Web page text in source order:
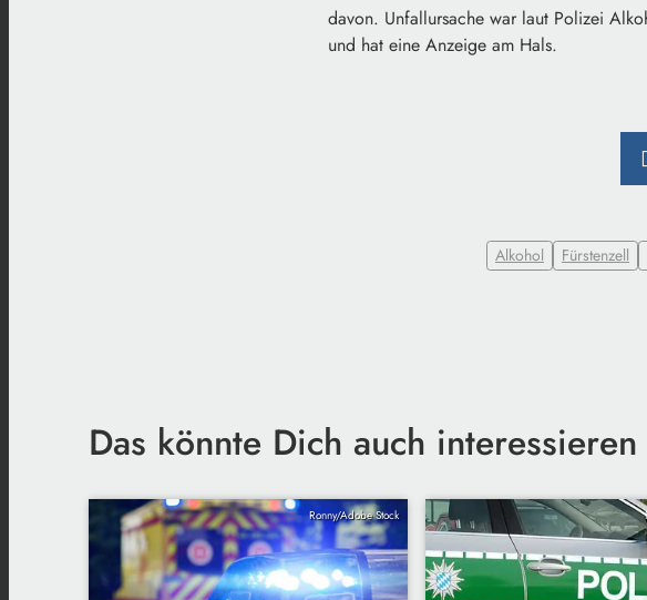
davon. Unfallursache war laut Polizei
und hat eine Anzeige am Hals.
Alkohol Fürstenzell
Das könnte Dich auch interessieren
Ronny/Adobe Stock